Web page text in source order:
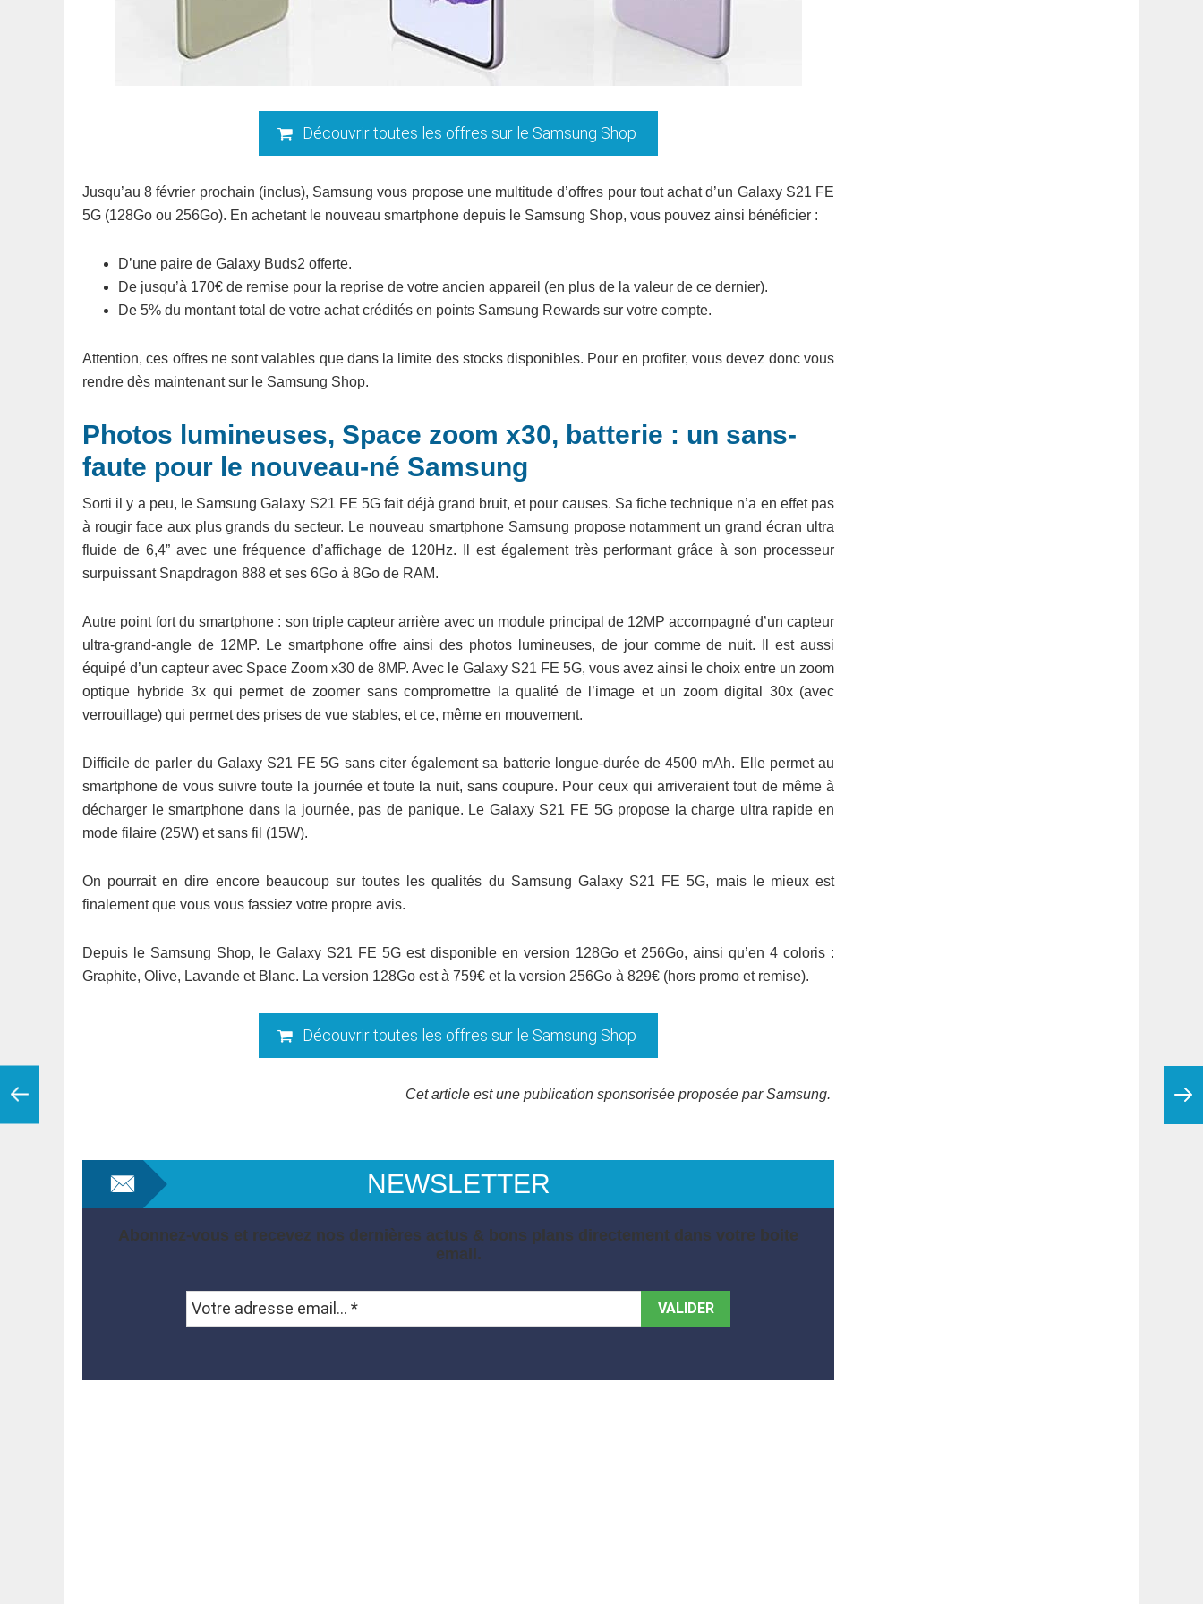
Découvrir toutes les offres sur le Samsung Shop
Jusqu’au 8 février prochain (inclus), Samsung vous propose une multitude d’offres pour tout achat d’un Galaxy S21 FE
5G (128Go ou 256Go). En achetant le nouveau smartphone depuis le Samsung Shop, vous pouvez ainsi bénéficier :
D’une paire de Galaxy Buds2 offerte.
De jusqu’à 170€ de remise pour la reprise de votre ancien appareil (en plus de la valeur de ce dernier).
De 5% du montant total de votre achat crédités en points Samsung Rewards sur votre compte.
Attention, ces offres ne sont valables que dans la limite des stocks disponibles. Pour en profiter, vous devez donc vous
rendre dès maintenant sur le Samsung Shop.
Photos lumineuses, Space zoom x30, batterie : un sans-
faute pour le nouveau-né Samsung
Sorti il y a peu, le Samsung Galaxy S21 FE 5G fait déjà grand bruit, et pour causes. Sa fiche technique n’a en effet pas
à rougir face aux plus grands du secteur. Le nouveau smartphone Samsung propose notamment un grand écran ultra
fluide de 6,4” avec une fréquence d’affichage de 120Hz. Il est également très performant grâce à son processeur
surpuissant Snapdragon 888 et ses 6Go à 8Go de RAM.
Autre point fort du smartphone : son triple capteur arrière avec un module principal de 12MP accompagné d’un capteur
ultra-grand-angle de 12MP. Le smartphone offre ainsi des photos lumineuses, de jour comme de nuit. Il est aussi
équipé d’un capteur avec Space Zoom x30 de 8MP. Avec le Galaxy S21 FE 5G, vous avez ainsi le choix entre un zoom
optique hybride 3x qui permet de zoomer sans compromettre la qualité de l’image et un zoom digital 30x (avec
verrouillage) qui permet des prises de vue stables, et ce, même en mouvement.
Difficile de parler du Galaxy S21 FE 5G sans citer également sa batterie longue-durée de 4500 mAh. Elle permet au
smartphone de vous suivre toute la journée et toute la nuit, sans coupure. Pour ceux qui arriveraient tout de même à
décharger le smartphone dans la journée, pas de panique. Le Galaxy S21 FE 5G propose la charge ultra rapide en
mode filaire (25W) et sans fil (15W).
On pourrait en dire encore beaucoup sur toutes les qualités du Samsung Galaxy S21 FE 5G, mais le mieux est
finalement que vous vous fassiez votre propre avis.
Depuis le Samsung Shop, le Galaxy S21 FE 5G est disponible en version 128Go et 256Go, ainsi qu’en 4 coloris :
Graphite, Olive, Lavande et Blanc. La version 128Go est à 759€ et la version 256Go à 829€ (hors promo et remise).
Découvrir toutes les offres sur le Samsung Shop
Cet article est une publication sponsorisée proposée par Samsung.
NEWSLETTER
Abonnez-vous et recevez nos dernières actus & bons plans directement dans votre boite
email.